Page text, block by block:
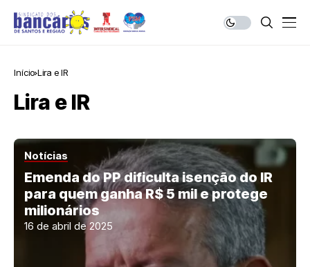
Início Lira e IR
Lira e IR
Notícias
Emenda do PP dificulta isenção do IR
para quem ganha R$ 5 mil e protege
milionários
16 de abril de 2025